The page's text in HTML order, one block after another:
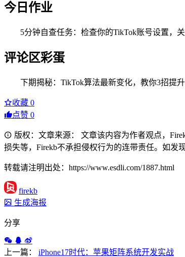
今日作业
5分钟自查任务：检查你的TikTok账号设置，
评论区彩蛋
下期揭秘：TikTok算法最新变化，教你3招提
收藏 0
点赞 0
版权：文章来源： 文章该内容为作者观点，
损失等，Firekb不承担侵权行为的连带责任。如发
转载请注明出处：https://www.esdli.com/1887.html
firekb
生成海报
分享
上一篇： iPhone17时代：苹果矩阵系统开发实战